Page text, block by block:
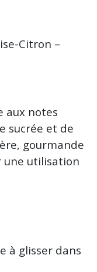
Citron –
aux notes
sucrée et de
gourmande
une utilisation
à glisser dans